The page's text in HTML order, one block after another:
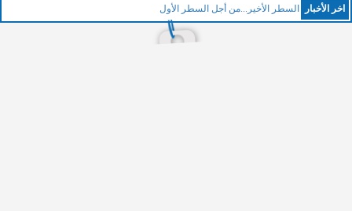
اخر اﻷخبار الخميس